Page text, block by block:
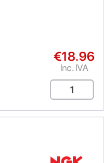
€18.96
Inc. IVA